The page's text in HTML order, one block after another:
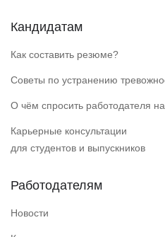
Кандидатам
Как составить резюме?
Советы по устранению
О чём спросить работодателя
Карьерные консультации
для студентов и выпускников
Работодателям
Новости